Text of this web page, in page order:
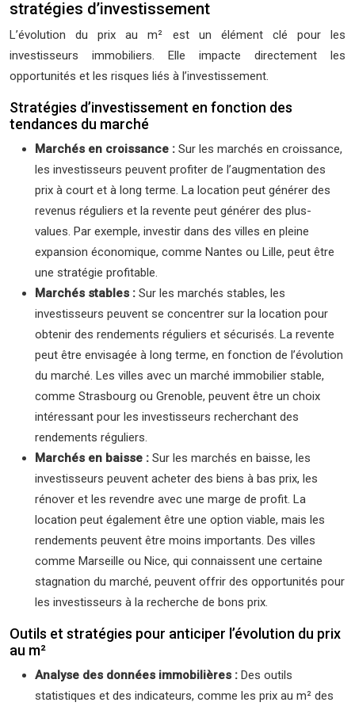
stratégies d’investissement
L’évolution du prix au m² est un élément clé pour les
investisseurs immobiliers. Elle impacte directement les
opportunités et les risques liés à l’investissement.
Stratégies d’investissement en fonction des
tendances du marché
Marchés en croissance : Sur les marchés en croissance,
les investisseurs peuvent profiter de l’augmentation des
prix à court et à long terme. La location peut générer des
revenus réguliers et la revente peut générer des plus-
values. Par exemple, investir dans des villes en pleine
expansion économique, comme Nantes ou Lille, peut être
une stratégie profitable.
Marchés stables : Sur les marchés stables, les
investisseurs peuvent se concentrer sur la location pour
obtenir des rendements réguliers et sécurisés. La revente
peut être envisagée à long terme, en fonction de l’évolution
du marché. Les villes avec un marché immobilier stable,
comme Strasbourg ou Grenoble, peuvent être un choix
intéressant pour les investisseurs recherchant des
rendements réguliers.
Marchés en baisse : Sur les marchés en baisse, les
investisseurs peuvent acheter des biens à bas prix, les
rénover et les revendre avec une marge de profit. La
location peut également être une option viable, mais les
rendements peuvent être moins importants. Des villes
comme Marseille ou Nice, qui connaissent une certaine
stagnation du marché, peuvent offrir des opportunités pour
les investisseurs à la recherche de bons prix.
Outils et stratégies pour anticiper l’évolution du prix
au m²
Analyse des données immobilières : Des outils
statistiques et des indicateurs, comme les prix au m² des